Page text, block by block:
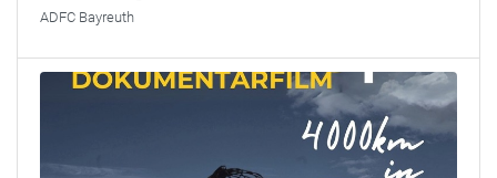
ADFC Bayreuth